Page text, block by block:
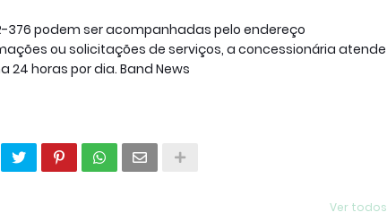
376 podem ser acompanhadas pelo endereço
ou solicitações de serviços, a concessionária atende
24 horas por dia. Band News
Ver todos